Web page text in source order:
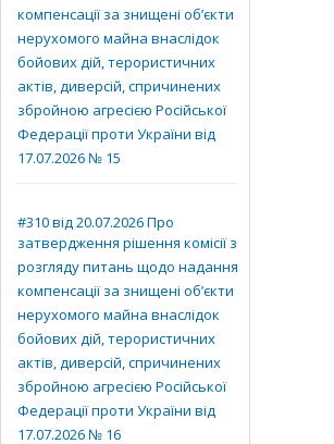
компенсації за знищені об’єкти
нерухомого майна внаслідок
бойових дій, терористичних
актів, диверсій, спричинених
збройною агресією Російської
Федерації проти України від
17.07.2026 № 15
#310 від 20.07.2026 Про
затвердження рішення комісії з
розгляду питань щодо надання
компенсації за знищені об’єкти
нерухомого майна внаслідок
бойових дій, терористичних
актів, диверсій, спричинених
збройною агресією Російської
Федерації проти України від
17.07.2026 № 16